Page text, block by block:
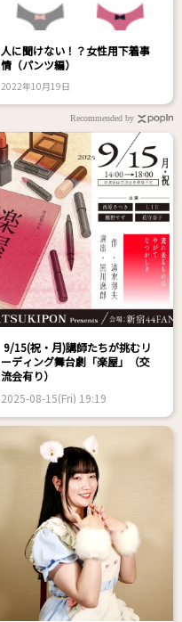
人に聞けない！？女性用下着事
情（パンツ編）
2022年10月19日
Recommended by
9/15(祝・月)講師たちが挑むリ
ーディング舞台劇「楽屋」（交
流会有り）
2025-08-15(Fri) 19:19